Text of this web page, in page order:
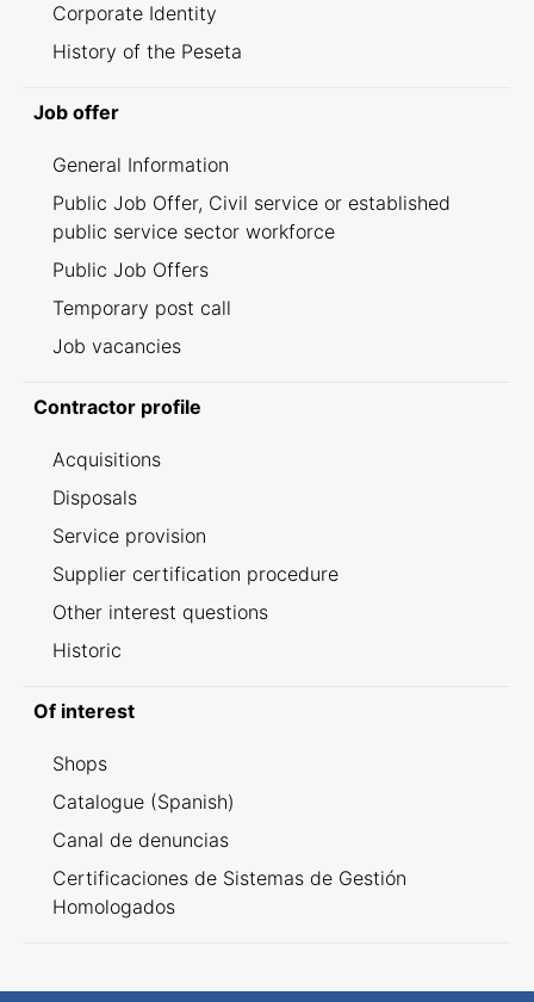
Corporate Identity
History of the Peseta
Job offer
General Information
Public Job Offer, Civil service or established
public service sector workforce
Public Job Offers
Temporary post call
Job vacancies
Contractor profile
Acquisitions
Disposals
Service provision
Supplier certification procedure
Other interest questions
Historic
Of interest
Shops
Catalogue (Spanish)
Canal de denuncias
Certificaciones de Sistemas de Gestión
Homologados